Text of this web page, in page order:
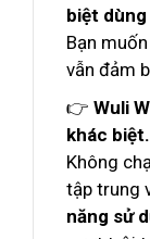
biệt
Bạn
vẫn đảm
👉 Wuli
khác biệt.
Không
tập trung
năng sử